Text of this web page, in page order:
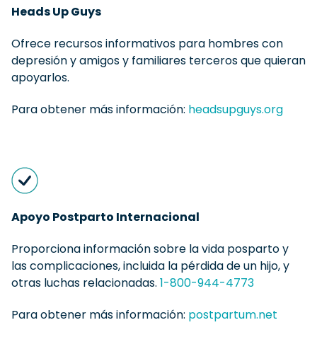
Heads Up Guys
Ofrece recursos informativos para hombres con
depresión y amigos y familiares terceros que quieran
apoyarlos.
Para obtener más información: headsupguys.org
Apoyo Postparto Internacional
Proporciona información sobre la vida posparto y
las complicaciones, incluida la pérdida de un hijo, y
otras luchas relacionadas. 1-800-944-4773
Para obtener más información: postpartum.net